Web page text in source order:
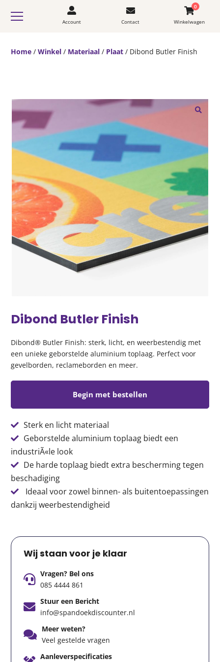
Account Contact
0
Winkelwagen
Home /Winkel / Materiaal / Plaat / Dibond Butler Finish
Dibond Butler Finish
Dibond® Butler Finish: sterk, licht, en weerbestendig met
een unieke geborstelde aluminium toplaag. Perfect voor
gevelborden, reclameborden en meer.
Begin met bestellen
Sterk en licht materiaal
Geborstelde aluminium toplaag biedt een
industriÃ«le look
De harde toplaag biedt extra bescherming tegen
beschadiging
Ideaal voor zowel binnen- als buitentoepassingen
dankzij weerbestendigheid
Wij staan voor je klaar
Vragen? Bel ons
085 4444 861
Stuur een Bericht
info@spandoekdiscounter.nl
Meer weten?
Veel gestelde vragen
Aanleverspecificaties